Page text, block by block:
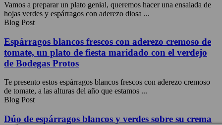
Vamos a preparar un plato genial, queremos hacer una ensalada de
hojas verdes y espárragos con aderezo diosa ...
Blog Post
Espárragos blancos frescos con aderezo cremoso de
tomate, un plato de fiesta maridado con el verdejo
de Bodegas Protos
Te presento estos espárragos blancos frescos con aderezo cremoso
de tomate, a las alturas del año que estamos ...
Blog Post
Dúo de espárragos blancos y verdes sobre su crema